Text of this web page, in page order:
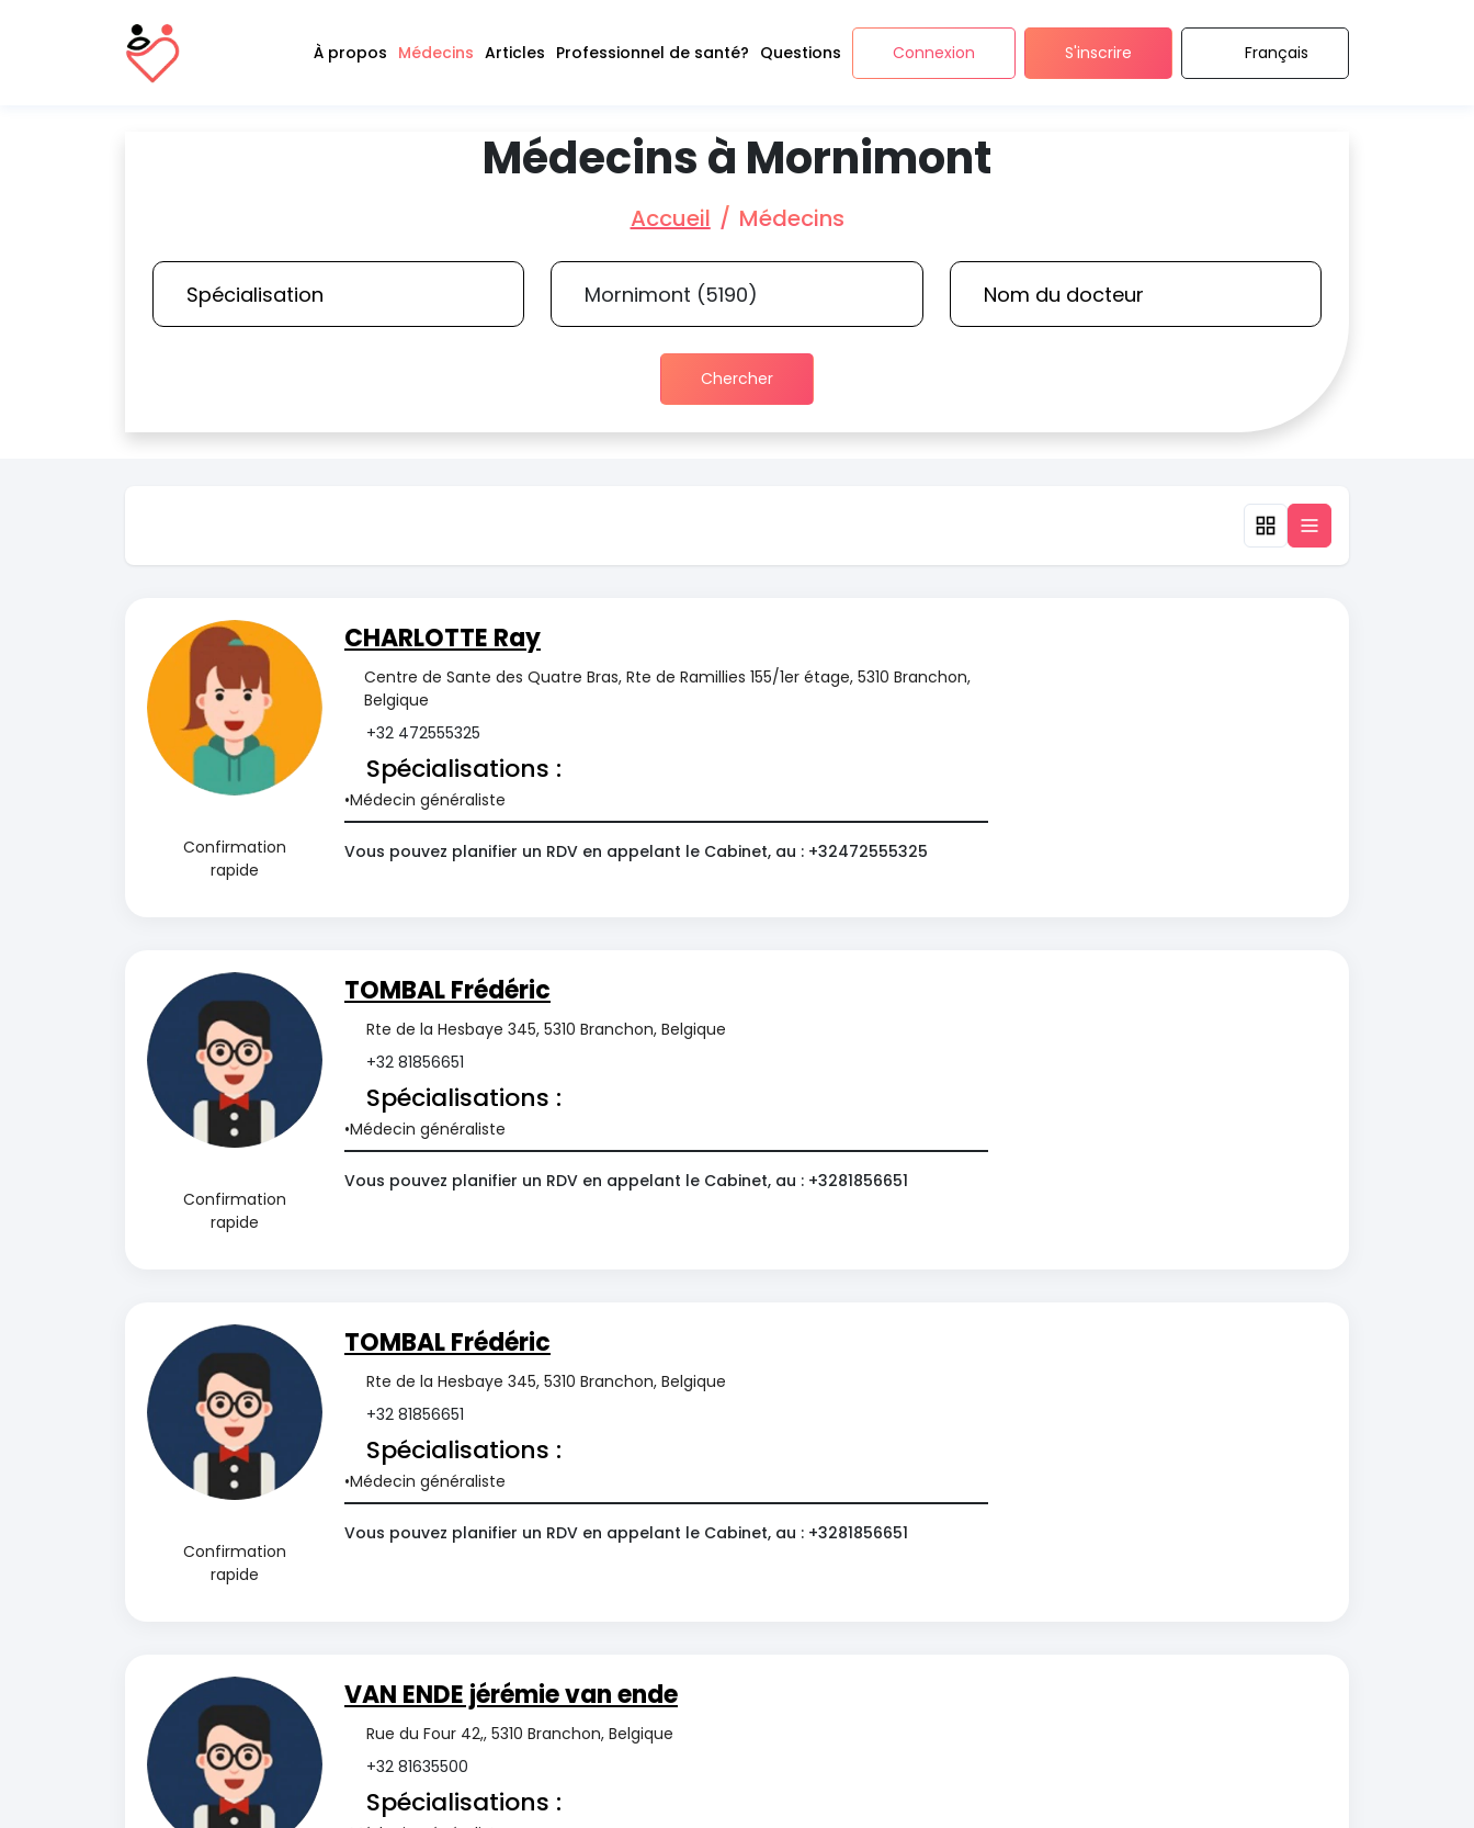
À propos Médecins Articles Professionnel de santé? Questions Connexion S'inscrire Français
Médecins à Mornimont
Accueil Médecins
Chercher
Confirmation
rapide
CHARLOTTE Ray
Centre de Sante des Quatre Bras, Rte de Ramillies 155/1er étage, 5310 Branchon,
Belgique
+32 472555325
Spécialisations :
Médecin généraliste
Vous pouvez planifier un RDV en appelant le Cabinet, au : +32472555325
Confirmation
rapide
TOMBAL Frédéric
Rte de la Hesbaye 345, 5310 Branchon, Belgique
+32 81856651
Spécialisations :
Médecin généraliste
Vous pouvez planifier un RDV en appelant le Cabinet, au : +3281856651
Confirmation
rapide
TOMBAL Frédéric
Rte de la Hesbaye 345, 5310 Branchon, Belgique
+32 81856651
Spécialisations :
Médecin généraliste
Vous pouvez planifier un RDV en appelant le Cabinet, au : +3281856651
VAN ENDE jérémie van ende
Rue du Four 42,, 5310 Branchon, Belgique
+32 81635500
Spécialisations :